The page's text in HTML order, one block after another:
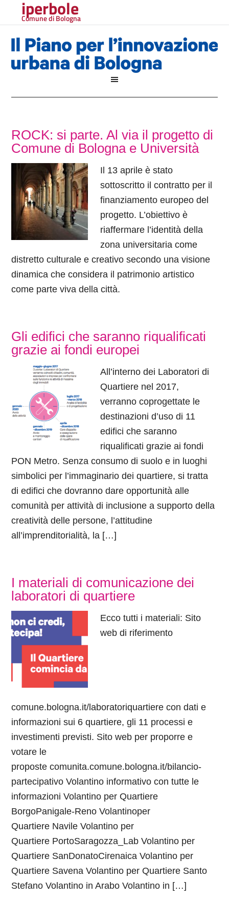
iperbole
Comune di Bologna
ROCK: si parte. Al via il progetto di
Comune di Bologna e Università
Il 13 aprile è stato
sottoscritto il contratto per il
finanziamento europeo del
progetto. L’obiettivo è
riaffermare l’identità della
zona universitaria come
distretto culturale e creativo secondo una visione
dinamica che considera il patrimonio artistico
come parte viva della città.
Gli edifici che saranno riqualificati
grazie ai fondi europei
All’interno dei Laboratori di
Quartiere nel 2017,
verranno coprogettate le
destinazioni d’uso di 11
edifici che saranno
riqualificati grazie ai fondi
PON Metro. Senza consumo di suolo e in luoghi
simbolici per l’immaginario dei quartiere, si tratta
di edifici che dovranno dare opportunità alle
comunità per attività di inclusione a supporto della
creatività delle persone, l’attitudine
all’imprenditorialità, la […]
I materiali di comunicazione dei
laboratori di quartiere
Ecco tutti i materiali: Sito
web di riferimento
comune.bologna.it/laboratoriquartiere con dati e
informazioni sui 6 quartiere, gli 11 processi e
investimenti previsti. Sito web per proporre e
votare le
proposte comunita.comune.bologna.it/bilancio-
partecipativo Volantino informativo con tutte le
informazioni Volantino per Quartiere
BorgoPanigale-Reno Volantinoper
Quartiere Navile Volantino per
Quartiere PortoSaragozza_Lab Volantino per
Quartiere SanDonatoCirenaica Volantino per
Quartiere Savena Volantino per Quartiere Santo
Stefano Volantino in Arabo Volantino in […]